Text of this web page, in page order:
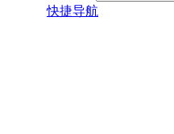
快捷导航